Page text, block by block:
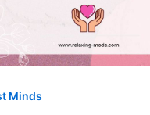
Minds